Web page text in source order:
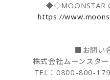
◆◇MOONSTAR
https://
■お問い
株式会社ムーンスタ
TEL：0800-800-